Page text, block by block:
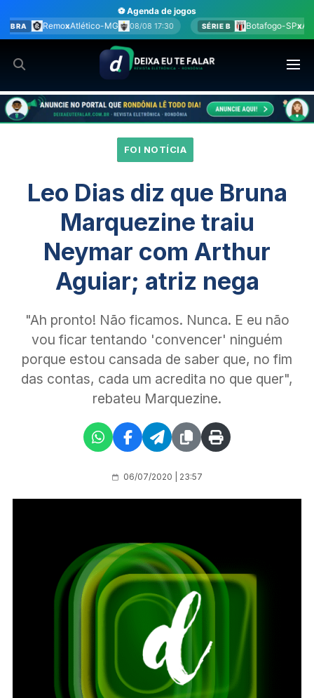
para
o
conteúdo
⚽ Agenda de jogos
08/08 17:30 SÉRIE B Botafogo-SP América-MG 08/08 17:30
FOI NOTÍCIA
Leo Dias diz que Bruna
Marquezine traiu
Neymar com Arthur
Aguiar; atriz nega
"Ah pronto! Não ficamos. Nunca. E eu não
vou ficar tentando 'convencer' ninguém
porque estou cansada de saber que, no fim
das contas, cada um acredita no que quer",
rebateu Marquezine.
06/07/2020 | 23:57